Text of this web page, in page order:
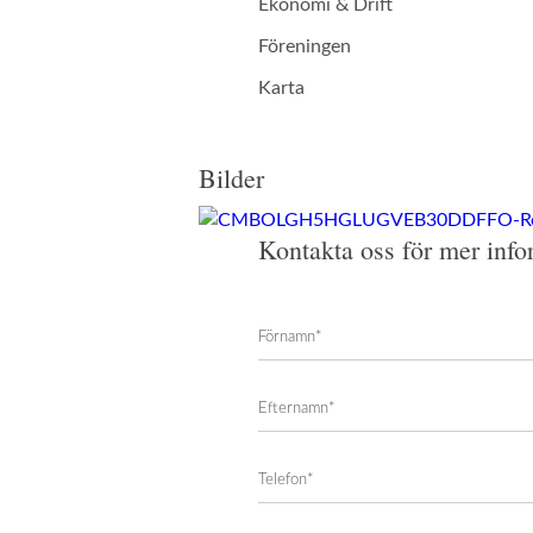
Ekonomi & Drift
Föreningen
Karta
Bilder
Kontakta oss för mer